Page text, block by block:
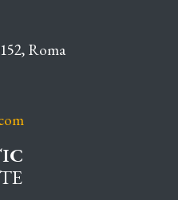
Roma